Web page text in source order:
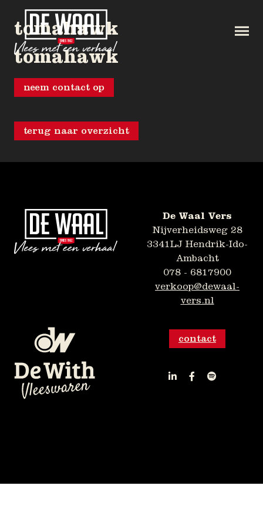
tomahawk
tomahawk
neem contact op
terug naar overzicht
De Waal Vers
Nijverheidsweg 28
3341LJ Hendrik-Ido-
Ambacht
078 - 6817900
verkoop@dewaal-
vers.nl
contact